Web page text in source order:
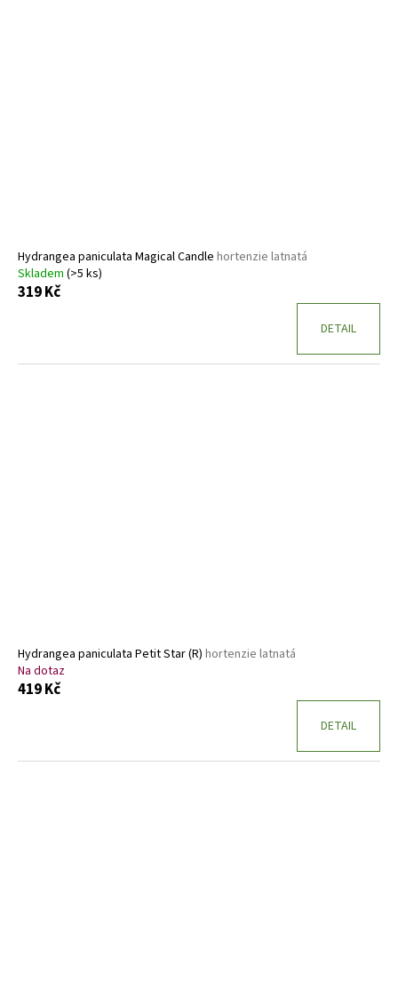
Hydrangea paniculata Magical Candle hortenzie latnatá
Skladem (>5 ks)
319 Kč
DETAIL
Hydrangea paniculata Petit Star (R) hortenzie latnatá
Na dotaz
419 Kč
DETAIL